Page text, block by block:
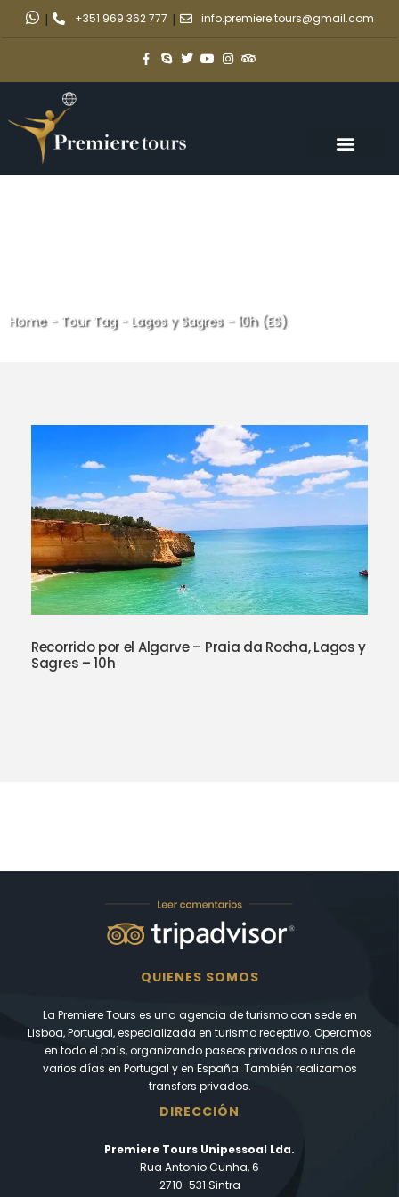
| +351 969 362 777 | info.premiere.tours@gmail.com
Home- Tour Tag- Lagos y Sagres – 10h (ES)
Recorrido por el Algarve – Praia da Rocha, Lagos y
Sagres – 10h
QUIENES SOMOS
La Premiere Tours es una agencia de turismo con sede en
Lisboa, Portugal, especializada en turismo receptivo. Operamos
en todo el país, organizando paseos privados o rutas de
varios días en Portugal y en España. También realizamos
transfers privados.
DIRECCIÓN
Premiere Tours Unipessoal Lda.
Rua Antonio Cunha, 6
2710-531 Sintra